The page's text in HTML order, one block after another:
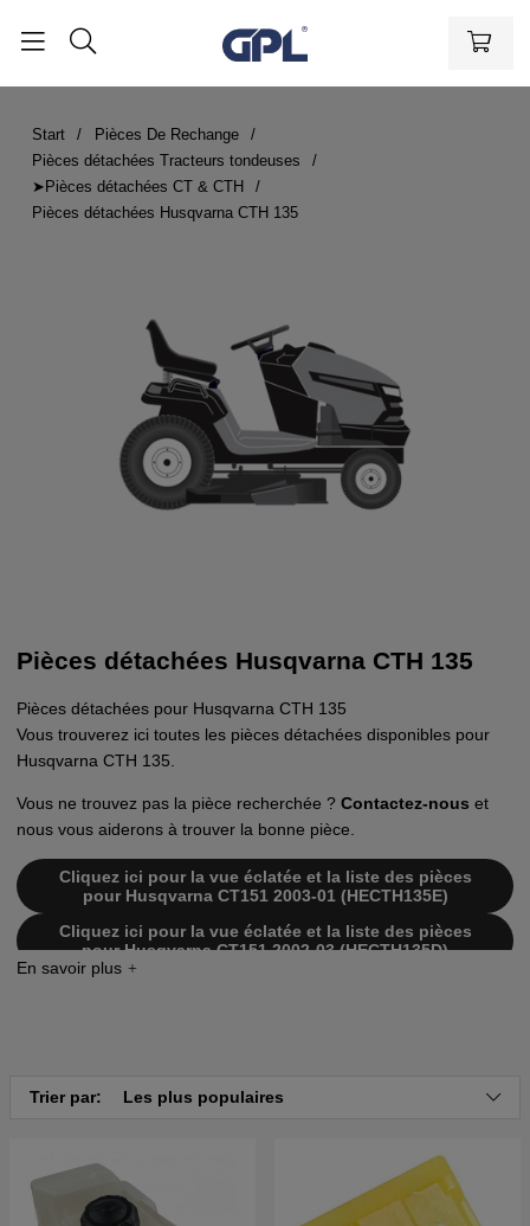
Start
Pièces De Rechange
Pièces détachées Tracteurs tondeuses
➤Pièces détachées CT & CTH
Pièces détachées Husqvarna CTH 135
Pièces détachées Husqvarna CTH 135
Pièces détachées pour Husqvarna CTH 135
Vous trouverez ici toutes les pièces détachées disponibles pour
Husqvarna CTH 135.
Vous ne trouvez pas la pièce recherchée ? Contactez-nous et
nous vous aiderons à trouver la bonne pièce.
Cliquez ici pour la vue éclatée et la liste des pièces
pour Husqvarna CT151 2003-01 (HECTH135E)
Cliquez ici pour la vue éclatée et la liste des pièces
pour Husqvarna CT151 2002-03 (HECTH135D)
Trier par: Les plus populaires